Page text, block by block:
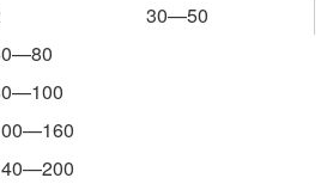
30—50